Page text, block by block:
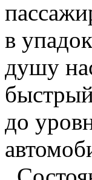
в
душу
до